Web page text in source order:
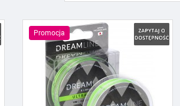
Promocja